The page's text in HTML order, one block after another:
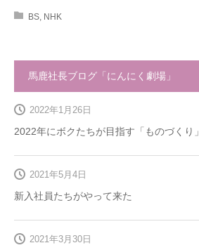
BS, NHK
馬鹿社長ブログ「にんにく劇場」
2022年にボクたちが目指す「ものづくり」
2022年1月26日
新入社員たちがやって来た
2021年5月4日
2021年3月30日